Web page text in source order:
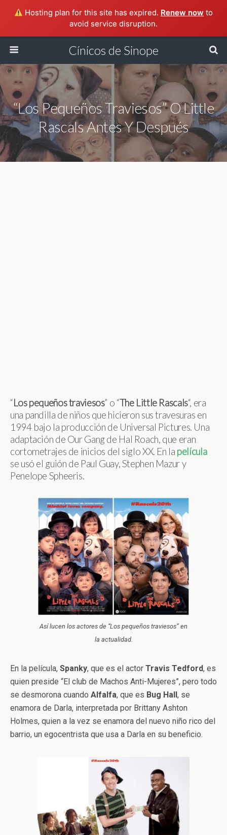
Hosting plan for this site has expired. Renew now to
avoid service disruption.
Cínicos de Sinope
“Los Pequeños Traviesos” O Little
Rascals Antes Y Después
“Los pequeños traviesos” o “The Little Rascals“, era
una pandilla de niños que hicieron sus travesuras en
1994 bajo la producción de Universal Pictures. Una
adaptación de Our Gang de Hal Roach, que eran
cortometrajes de inicios del siglo XX. En la película
se usó el guión de Paul Guay, Stephen Mazur y
Penelope Spheeris.
Así lucen los actores de “Los pequeños traviesos” en
la actualidad.
En la película, Spanky, que es el actor Travis Tedford, es
quien preside “El club de Machos Anti-Mujeres”, pero todo
se desmorona cuando Alfalfa, que es Bug Hall, se
enamora de Darla, interpretada por Brittany Ashton
Holmes, quien a la vez se enamora del nuevo niño rico del
barrio, un egocentrista que usa a Darla en su beneficio.